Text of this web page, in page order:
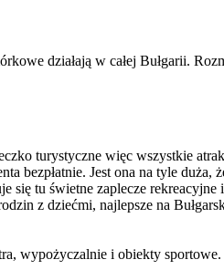
działają w całej Bułgarii.
turystyczne więc wszystkie
bezpłatnie. Jest ona na tyle duża,
tu świetne zaplecze
z dziećmi, najlepsze na
wypożyczalnie i obiekty